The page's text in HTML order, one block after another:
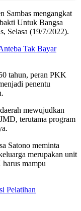
Sambas mengangkat
Untuk Bangsa
Selasa (19/7/2022).
Tak Bayar
tahun, peran PKK
penentu
mewujudkan
terutama program
Satono meminta
merupakan unit
mampu
Pelatihan